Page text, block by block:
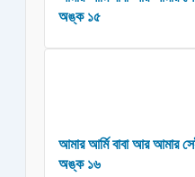
অঙ্ক ১৫
আমার আর্মি বাবা আর আমার
অঙ্ক ১৬